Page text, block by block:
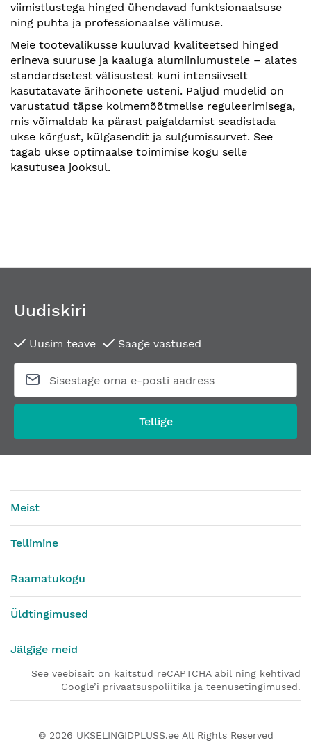
viimistlustega hinged ühendavad funktsionaalsuse
ning puhta ja professionaalse välimuse.
Meie tootevalikusse kuuluvad kvaliteetsed hinged
erineva suuruse ja kaaluga alumiiniumustele – alates
standardsetest välisustest kuni intensiivselt
kasutatavate ärihoonete usteni. Paljud mudelid on
varustatud täpse kolmemõõtmelise reguleerimisega,
mis võimaldab ka pärast paigaldamist seadistada
ukse kõrgust, külgasendit ja sulgumissurvet. See
tagab ukse optimaalse toimimise kogu selle
kasutusea jooksul.
Uudiskiri
Uusim teave Saage vastused
Tellige
Meist
Tellimine
Raamatukogu
Üldtingimused
Jälgige meid
See veebisait on kaitstud reCAPTCHA abil ning kehtivad
Google’i privaatsuspoliitika ja teenusetingimused.
© 2026 UKSELINGIDPLUSS.eeAll Rights Reserved